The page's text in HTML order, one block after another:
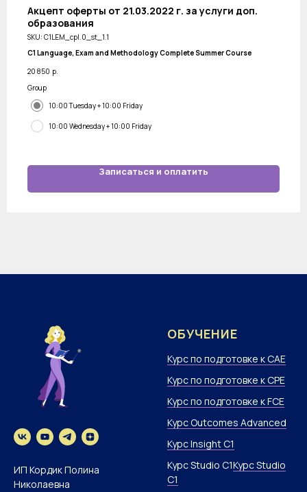
Акцепт оферты от 21.03.2022 г. за услуги доп.
образования
SKU: C1LEM_cpl.0_st_1.1
С1 Language, Exam and Methodology Complete Summer Course
20 850 р.
Group
10:00 Tuesday + 10:00 Friday
10:00 Wednesday + 10:00 Friday
Записаться и оплатить
ИП Кордик Полина
Николаевна
ОБУЧЕНИЕ
Курс по подготовке к CAE
Курс по подготовке к CPE
Курс по подготовке к FCE
Курс Outcomes Advanced
Курс Insight C1
Курс Studio C1Курс Studio
C1